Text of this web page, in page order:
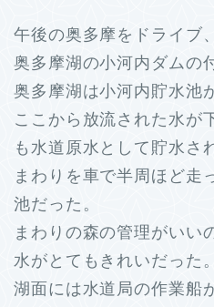
午後の奥多摩をドライブ
奥多摩湖の小河内ダムの
奥多摩湖は小河内貯水池
ここから放流された水が
も水道原水として貯水さ
まわりを車で半周ほど走
池だった。
まわりの森の管理がいい
水がとてもきれいだった。
湖面には水道局の作業船